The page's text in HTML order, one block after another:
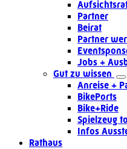
Partner
Beirat
Partner
Jobs +
Gut zu wissen
Anreise +
BikePorts
Bike+Ride
Spielzeug
Infos
Rathaus